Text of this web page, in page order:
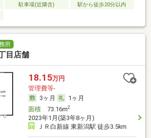
駐車場(近隣含)
駅から徒歩20分以内
所
目店舗
18.15万円
管理費等-
3ヶ月
1ヶ月
面積73.16m2
2023年1月(築3年8ヶ月)
ＪＲ白新線 東新潟駅 徒歩3.5km